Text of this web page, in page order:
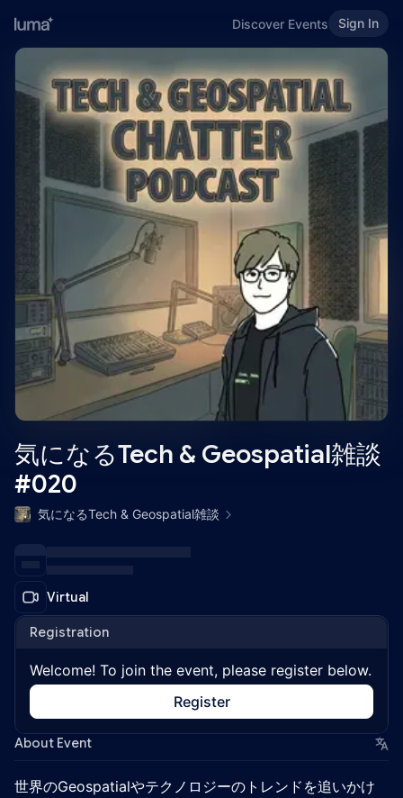
Discover Events Sign In
気になるTech & Geospatial雑談
#020
気になるTech & Geospatial雑談
Virtual
Registration
Welcome! To join the event, please register below.
Register
About Event
世界のGeospatialやテクノロジーのトレンドを追いかけ